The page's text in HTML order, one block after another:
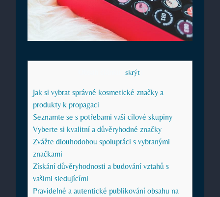
skrýt]
Jak si vybrat správné kosmetické značky a
produkty k propagaci
Seznamte se s potřebami vaší cílové skupiny
Vyberte si kvalitní a důvěryhodné značky
Zvážte dlouhodobou spolupráci s vybranými
značkami
Získání důvěryhodnosti a budování vztahů s
vašimi sledujícími
Pravidelné a autentické publikování obsahu na